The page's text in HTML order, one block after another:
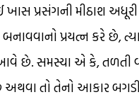
ખાસ પ્રસંગની મીઠાશ
પ્રયત્ન કરે છે,
છે. સમસ્યા એ કે, તળતી
અથવા તો તેનો આકાર